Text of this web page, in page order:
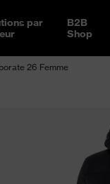
par
B2B
Shop
26 Femme